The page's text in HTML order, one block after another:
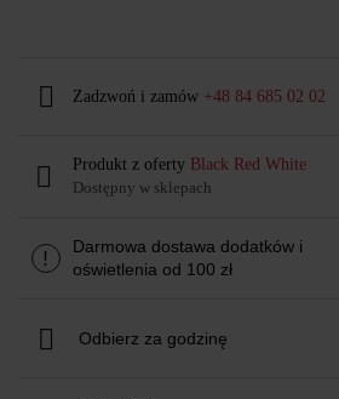
Zadzwoń i zamów +48 84 685 02 02
Produkt z oferty Black Red White
Dostępny w sklepach
!
Darmowa dostawa dodatków i
oświetlenia od 100 zł
Odbierz za godzinę